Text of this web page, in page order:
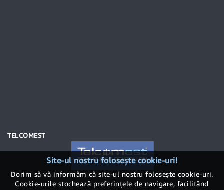
TELCOMEST
Site-ul nostru folosește cookie-uri!
Dorim să vă informăm că site-ul nostru folosește cookie-uri.
Cookie-urile stochează preferințele de navigare, facilitând